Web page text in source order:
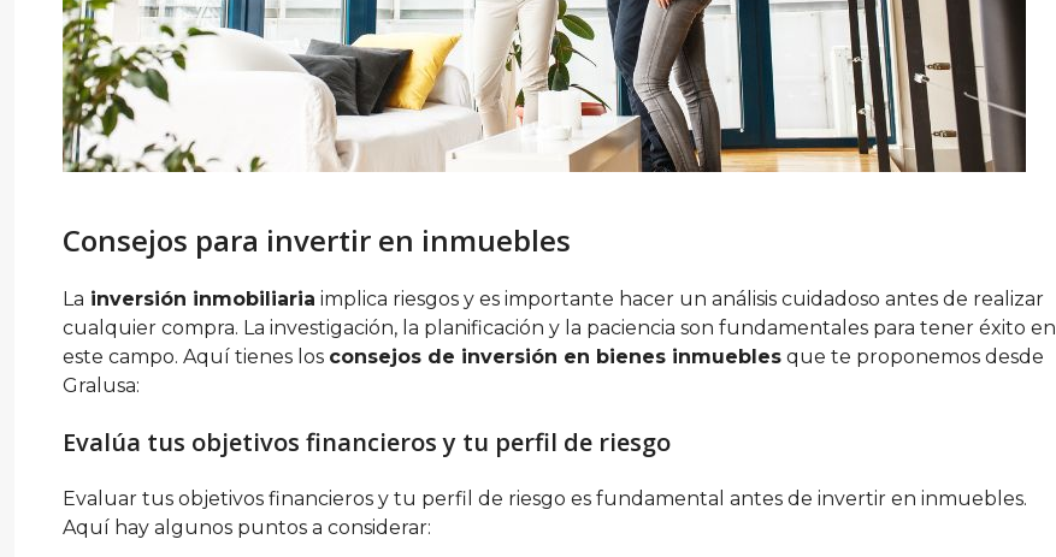
Consejos para invertir en inmuebles
La inversión inmobiliaria implica riesgos y es importante hacer un análisis cuidadoso antes de realizar
cualquier compra. La investigación, la planificación y la paciencia son fundamentales para tener éxito en
este campo. Aquí tienes los consejos de inversión en bienes inmuebles que te proponemos desde
Gralusa:
Evalúa tus objetivos financieros y tu perfil de riesgo
Evaluar tus objetivos financieros y tu perfil de riesgo es fundamental antes de invertir en inmuebles.
Aquí hay algunos puntos a considerar: